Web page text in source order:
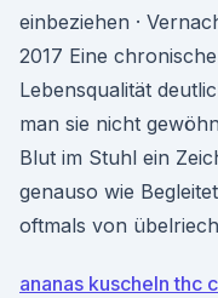
einbeziehen ·
2017 Eine
Lebensqualität
man sie nicht
Blut im Stuhl ein
genauso wie
oftmals von
ananas kuscheln thc